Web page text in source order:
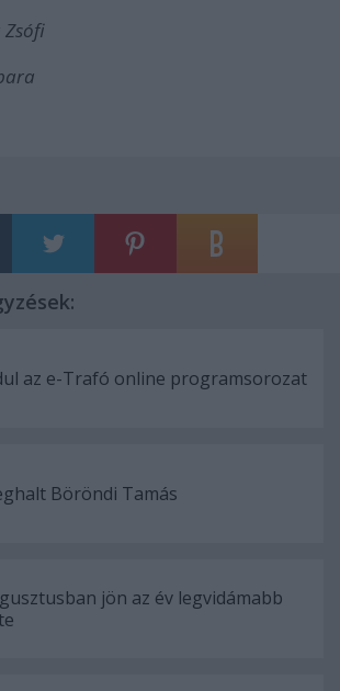
Zsófi
az e-Trafó online programsorozat
Böröndi Tamás
jön az év legvidámabb